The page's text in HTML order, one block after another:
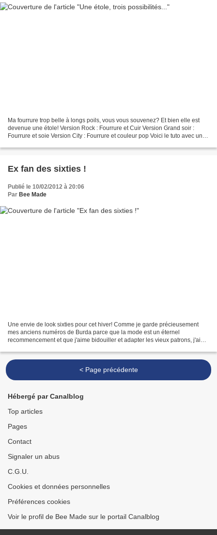
Ma fourrure trop belle à longs poils, vous vous souvenez? Et bien elle est
devenue une étole! Version Rock : Fourrure et Cuir Version Grand soir :
Fourrure et soie Version City : Fourrure et couleur pop Voici le tuto avec un
Ex fan des sixties !
Publié le 10/02/2012 à 20:06
Par Bee Made
Une envie de look sixties pour cet hiver! Comme je garde précieusement
mes anciens numéros de Burda parce que la mode est un éternel
recommencement et que j'aime bidouiller et adapter les vieux patrons, j'ai
< Page précédente
Hébergé par Canalblog
Top articles
Pages
Contact
Signaler un abus
C.G.U.
Cookies et données personnelles
Préférences cookies
Voir le profil de Bee Made sur le portail Canalblog